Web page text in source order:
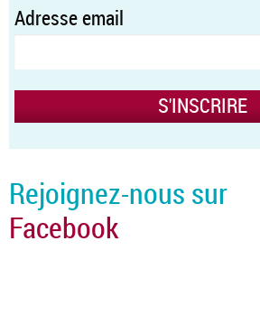
Adresse email
Rejoignez-nous sur
Facebook